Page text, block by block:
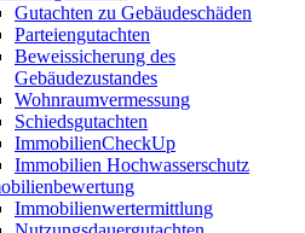
Gutachten zu Gebäudeschäden
Parteiengutachten
Beweissicherung des
Gebäudezustandes
Wohnraumvermessung
Schiedsgutachten
ImmobilienCheckUp
Immobilien Hochwasserschutz
Immobilienwertermittlung